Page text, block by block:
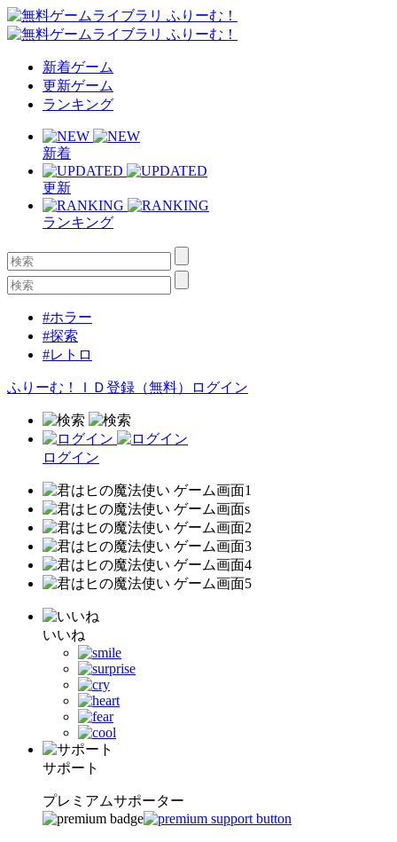
新着ゲーム
更新ゲーム
ランキング
新着
更新
ランキング
#ホラー
#探索
#レトロ
ふりーむ！ＩＤ登録（無料） ログイン
ログイン
いいね
サポート
プレミアムサポーター